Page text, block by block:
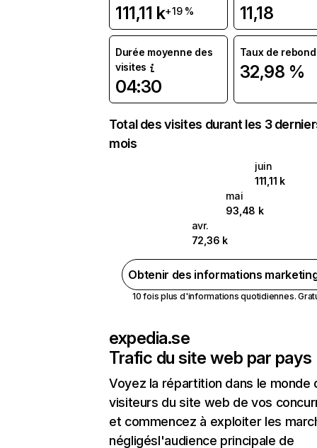
111,11 k+19 % 11,18
Durée moyenne des
visites
04:30
Taux de rebond
32,98 %
Total des visites durant les 3
mois
juin
111,11 k
mai
93,48 k
avr.
72,36 k
Obtenir des informations
10 fois plus d'informations quotidiennes.
expedia.se
Trafic du site web par pays
Voyez la répartition dans le monde
visiteurs du site web de vos
et commencez à exploiter les
négligésl'audience principale de